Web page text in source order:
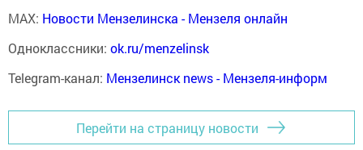
MAX: Новости Мензелинска - Мензеля онлайн
Одноклассники: ok.ru/menzelinsk
Telegram-канал: Мензелинск news - Мензеля-информ
Перейти на страницу новости